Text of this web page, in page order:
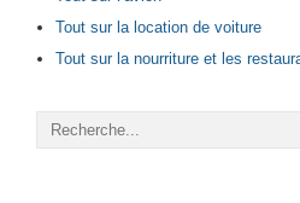
Tout sur la location de voiture
Tout sur la nourriture et les